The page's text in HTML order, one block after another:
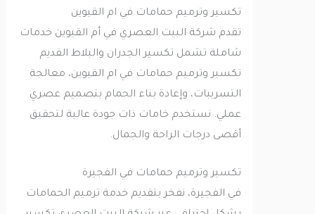
تكسير وترميم حمامات في ام القيوين
تقدم شركة البيت العصري في أم القيوين خدمات
شاملة تشمل تكسير الجدران والبلاط القديم
تكسير وترميم حمامات في ام القيوين، معالجة
التسريبات، وإعادة بناء الحمام بتصميم عصري
عملي. نستخدم خامات ذات جودة عالية لتحقيق
أقصى درجات الراحة والجمال.
تكسير وترميم حمامات في الفجيرة
في الفجيرة، نفخر بتقديم خدمة ترميم الحمامات